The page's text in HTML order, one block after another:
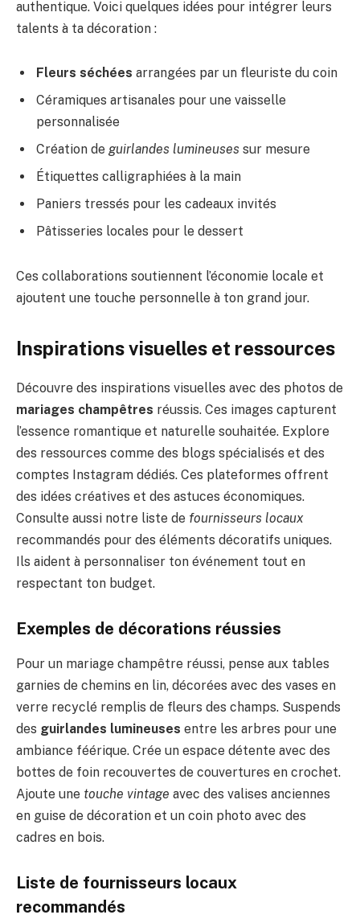
authentique. Voici quelques idées pour intégrer leurs
talents à ta décoration :
Fleurs séchées arrangées par un fleuriste du coin
Céramiques artisanales pour une vaisselle
personnalisée
Création de guirlandes lumineuses sur mesure
Étiquettes calligraphiées à la main
Paniers tressés pour les cadeaux invités
Pâtisseries locales pour le dessert
Ces collaborations soutiennent l’économie locale et
ajoutent une touche personnelle à ton grand jour.
Inspirations visuelles et ressources
Découvre des inspirations visuelles avec des photos de
mariages champêtres réussis. Ces images capturent
l’essence romantique et naturelle souhaitée. Explore
des ressources comme des blogs spécialisés et des
comptes Instagram dédiés. Ces plateformes offrent
des idées créatives et des astuces économiques.
Consulte aussi notre liste de fournisseurs locaux
recommandés pour des éléments décoratifs uniques.
Ils aident à personnaliser ton événement tout en
respectant ton budget.
Exemples de décorations réussies
Pour un mariage champêtre réussi, pense aux tables
garnies de chemins en lin, décorées avec des vases en
verre recyclé remplis de fleurs des champs. Suspends
des guirlandes lumineuses entre les arbres pour une
ambiance féérique. Crée un espace détente avec des
bottes de foin recouvertes de couvertures en crochet.
Ajoute une touche vintage avec des valises anciennes
en guise de décoration et un coin photo avec des
cadres en bois.
Liste de fournisseurs locaux
recommandés